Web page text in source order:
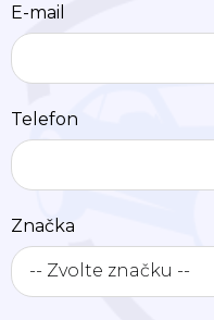
E-mail
Telefon
Značka